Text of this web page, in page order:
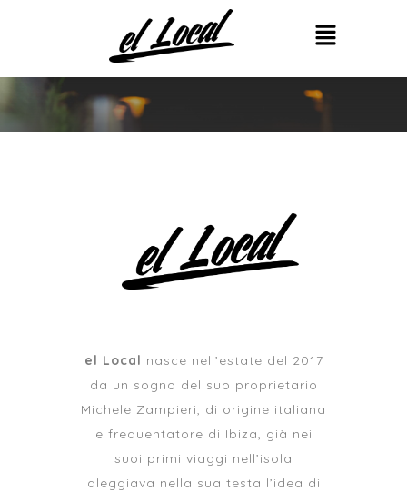
el Local nasce nell’estate del 2017
da un sogno del suo proprietario
Michele Zampieri, di origine italiana
e frequentatore di Ibiza, già nei
suoi primi viaggi nell’isola
aleggiava nella sua testa l’idea di